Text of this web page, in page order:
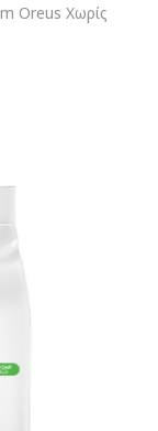
Oreus Χωρίς